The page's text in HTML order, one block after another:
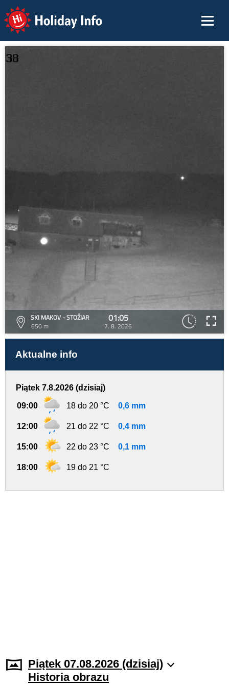
Holiday Info
SKI MAKOV - STOŽIAR
650 m
01:05
7. 8. 2026
Aktualne info
Piątek 7.8.2026 (dzisiaj)
09:00 18 do 20 °C 0,6 mm
12:00 21 do 22 °C 0,4 mm
15:00 22 do 23 °C 0,1 mm
18:00 19 do 21 °C
Piątek 07.08.2026 (dzisiaj)
Historia obrazu